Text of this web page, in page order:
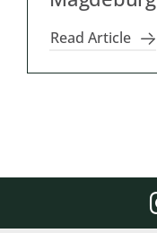
Read Article